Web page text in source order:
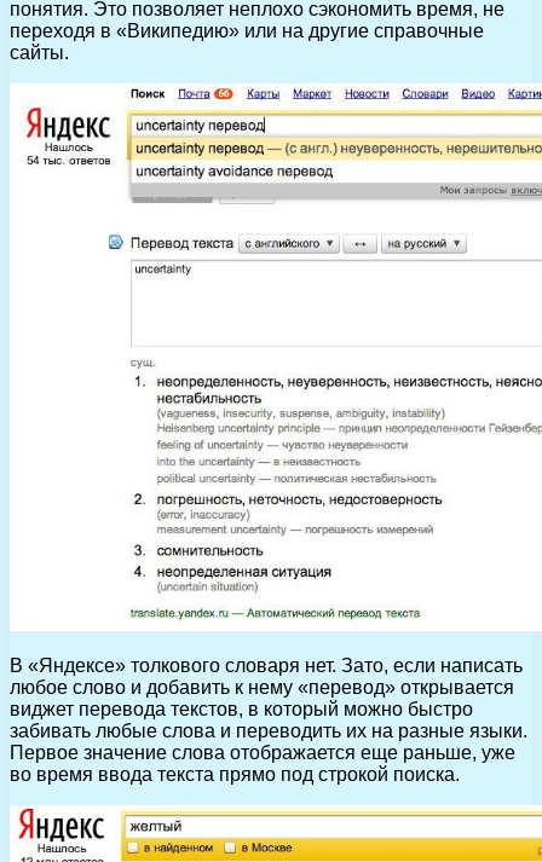
понятия. Это позволяет неплохо сэкономить время, не
переходя в «Википедию» или на другие справочные
сайты.
В «Яндексе» толкового словаря нет. Зато, если написать
любое слово и добавить к нему «перевод» открывается
виджет перевода текстов, в который можно быстро
забивать любые слова и переводить их на разные языки.
Первое значение слова отображается еще раньше, уже
во время ввода текста прямо под строкой поиска.